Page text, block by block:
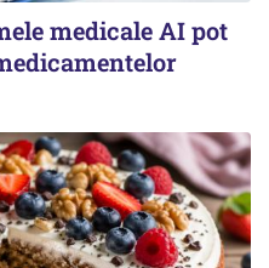
medicale AI pot